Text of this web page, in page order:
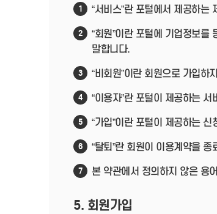
1 “서비스”란 포털에서 제공하
2
“회원”이란 포털에 기업정보
말합니다.
3 “비회원”이란 회원으로 가입
4 “이용자”란 포털이 제공하는
5 “가입”이란 포털이 제공하는
6 “탈퇴”란 회원이 이용계약을
7 본 약관에서 정의하지 않은 용
5. 회원가입